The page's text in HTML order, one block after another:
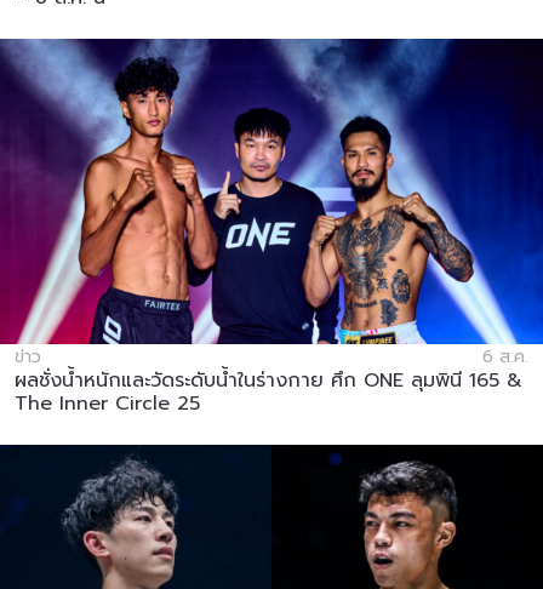
ข่าว 6 ส.ค.
ผลชั่งน้ำหนักและวัดระดับน้ำในร่างกาย ศึก ONE ลุมพินี 165 &
The Inner Circle 25